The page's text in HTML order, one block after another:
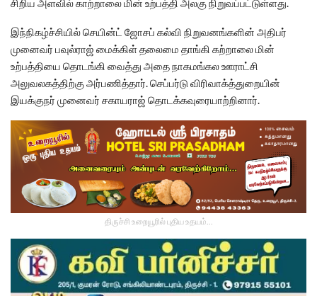
சிறிய அளவில் காற்றாலை மின் உற்பத்தி அலகு நிறுவப்பட்டுள்ளது.
இந்நிகழ்ச்சியில் செயின்ட் ஜோசப் கல்வி நிறுவனங்களின் அதிபர்
முனைவர் பவுல்ராஜ் மைக்கிள் தலைமை தாங்கி கற்றாலை மின்
உற்பத்தியை தொடங்கி வைத்து அதை நாகமங்கல ஊராட்சி
அலுவலகத்திற்கு அர்பணித்தார். செப்பர்டு விரிவாக்த்துறையின்
இயக்குநர் முனைவர் சகாயராஜ் தொடக்கவுரையாற்றினார்.
திருச்சி உறையூரில் புதிய உதயம்...